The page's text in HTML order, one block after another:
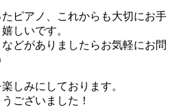
ピアノ、これからも大切にお手
しいです。
どがありましたらお気軽にお問
しみにしております。
ございました！